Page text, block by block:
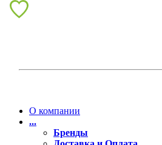
О компании
...
Бренды